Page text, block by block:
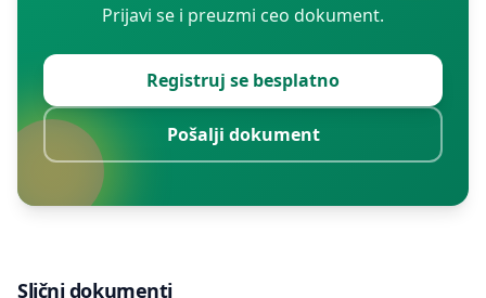
Prijavi se i preuzmi ceo dokument.
Registruj se besplatno
Pošalji dokument
Slični dokumenti